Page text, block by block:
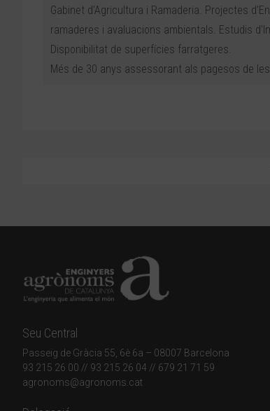
Gabinet d’Agricultura i Ramaderia. Projectes
ramaderes i avaluacions ambientals. Estudis
Disponibilitat de superfícies farratgeres.
Més de 30 anys assessorant als pagesos de
Seu Central
Passeig de Gràcia 55, 6è 6a – 08007 Barcelona
93 215 26 00 // 93 215 26 04 // 679 21 71 59
agronoms@agronoms.cat